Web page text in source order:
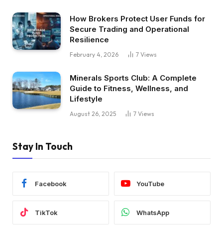
How Brokers Protect User Funds for
Secure Trading and Operational
Resilience
February 4, 2026 7 Views
Minerals Sports Club: A Complete
Guide to Fitness, Wellness, and
Lifestyle
August 26, 2025 7 Views
Stay In Touch
Facebook YouTube
TikTok WhatsApp